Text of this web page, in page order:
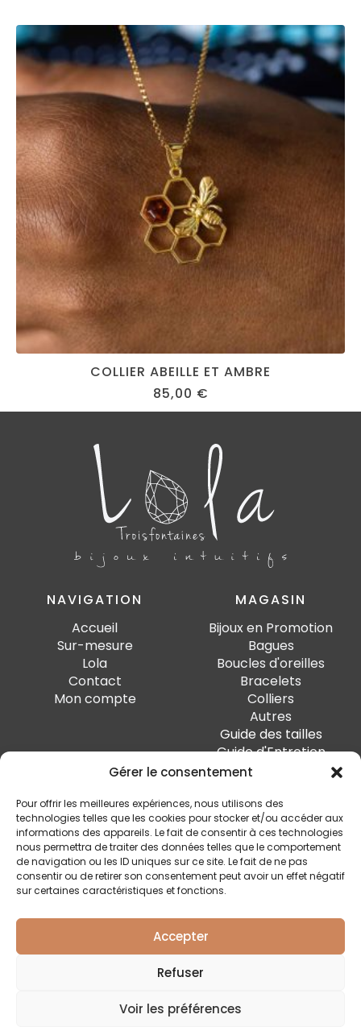
Gérer le consentement
Pour offrir les meilleures expériences, nous utilisons des
technologies telles que les cookies pour stocker et/ou accéder aux
informations des appareils. Le fait de consentir à ces technologies
nous permettra de traiter des données telles que le comportement
de navigation ou les ID uniques sur ce site. Le fait de ne pas
consentir ou de retirer son consentement peut avoir un effet négatif
sur certaines caractéristiques et fonctions.
Accepter
Refuser
Voir les préférences
COLLIER ABEILLE ET AMBRE
85,00 €
NAVIGATION
Accueil
Sur-mesure
Lola
Contact
Mon compte
MAGASIN
Bijoux en Promotion
Bagues
Boucles d'oreilles
Bracelets
Colliers
Autres
Guide des tailles
Guide d'Entretien
SUIVEZ-MOI
Quai Marcellis 10, 4020 Liège - BE0 794.477.312
Politique de confidentialité